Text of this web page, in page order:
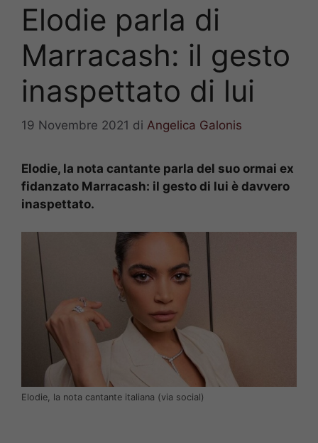
Elodie parla di
Marracash: il gesto
inaspettato di lui
19 Novembre 2021 di Angelica Galonis
Elodie, la nota cantante parla del suo ormai ex
fidanzato Marracash: il gesto di lui è davvero
inaspettato.
Elodie, la nota cantante italiana (via social)